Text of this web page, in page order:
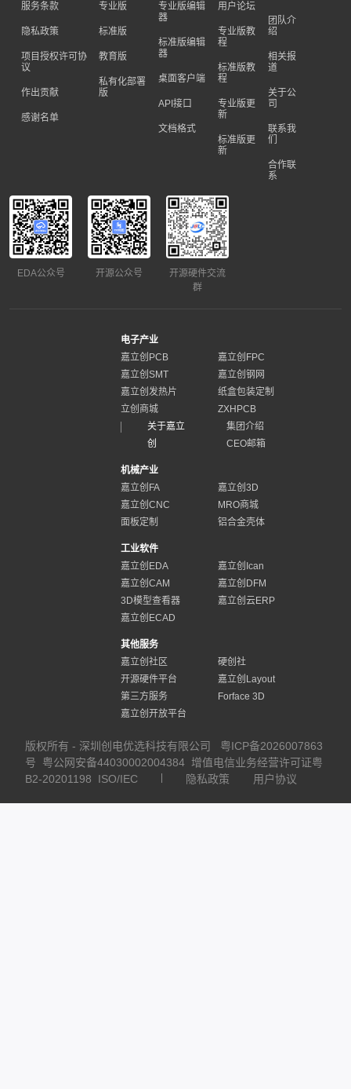
服务条款
隐私政策
项目授权许可协
议
作出贡献
感谢名单
专业版
标准版
教育版
私有化部署
版
专业版编辑
器
标准版编辑
器
桌面客户端
API接口
文档格式
用户论坛
专业版教
程
标准版教
程
专业版更
新
标准版更
新
团队介
绍
相关报
道
关于公
司
联系我
们
合作联
系
EDA公众号 开源公众号
开源硬件交流
群
电子产业
嘉立创PCB
嘉立创FPC
嘉立创SMT
嘉立创钢网
嘉立创发热片
纸盒包装定制
立创商城
ZXHPCB
关于嘉立
创
集团介绍
CEO邮箱
机械产业
嘉立创FA
嘉立创3D
嘉立创CNC
MRO商城
面板定制
铝合金壳体
工业软件
嘉立创EDA
嘉立创Ican
嘉立创CAM
嘉立创DFM
3D模型查看器
嘉立创云ERP
嘉立创ECAD
其他服务
嘉立创社区
硬创社
开源硬件平台
嘉立创Layout
第三方服务
Forface 3D
嘉立创开放平台
版权所有 - 深圳创电优选科技有限公司
粤ICP备2026007863
号
粤公网安备44030002004384 增值电信业务经营许可证粤
B2-20201198
ISO/IEC 隐私政策 用户协议